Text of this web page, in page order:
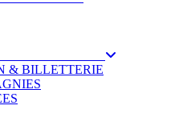
& BILLETTERIE